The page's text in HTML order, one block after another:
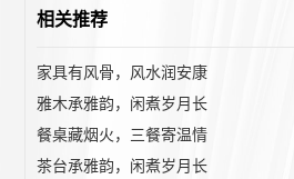
相关推荐
家具有风骨，风水润安康
雅木承雅韵，闲煮岁月长
餐桌藏烟火，三餐寄温情
茶台承雅韵，闲煮岁月长